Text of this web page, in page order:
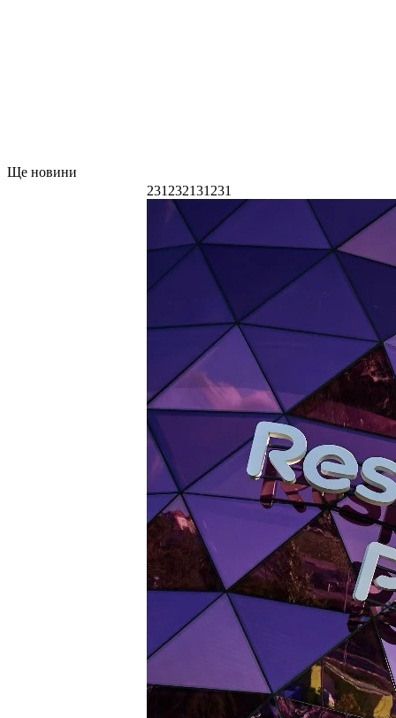
Ще новини
231232131231